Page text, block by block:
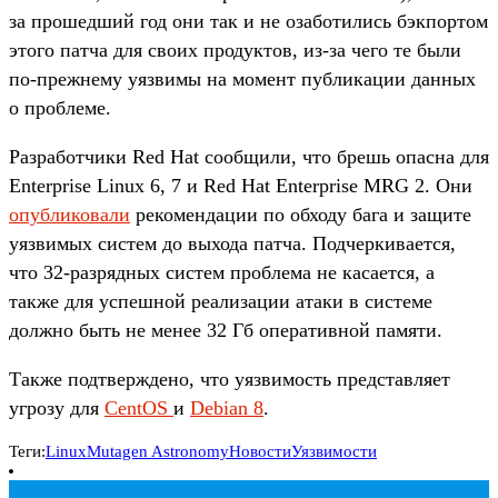
за прошедший год они так и не озаботились бэкпортом
этого патча для своих продуктов, из-за чего те были
по-прежнему уязвимы на момент публикации данных
о проблеме.
Разработчики Red Hat сообщили, что брешь опасна для
Enterprise Linux 6, 7 и Red Hat Enterprise MRG 2. Они
опубликовали рекомендации по обходу бага и защите
уязвимых систем до выхода патча. Подчеркивается,
что 32-разрядных систем проблема не касается, а
также для успешной реализации атаки в системе
должно быть не менее 32 Гб оперативной памяти.
Также подтверждено, что уязвимость представляет
угрозу для CentOS и Debian 8.
Теги:LinuxMutagen AstronomyНовостиУязвимости